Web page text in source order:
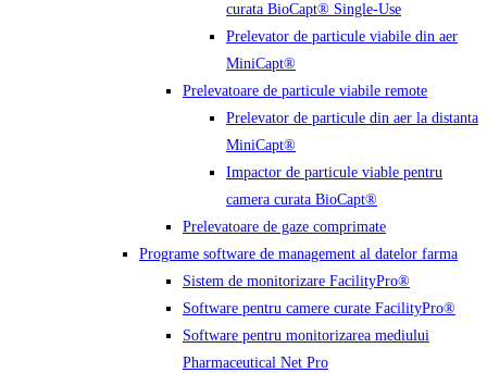
curata BioCapt® Single-Use
Prelevator de particule viabile din aer
MiniCapt®
Prelevatoare de particule viabile remote
Prelevator de particule din aer la distanta
MiniCapt®
Impactor de particule viable pentru
camera curata BioCapt®
Prelevatoare de gaze comprimate
Programe software de management al datelor farma
Sistem de monitorizare FacilityPro®
Software pentru camere curate FacilityPro®
Software pentru monitorizarea mediului
Pharmaceutical Net Pro